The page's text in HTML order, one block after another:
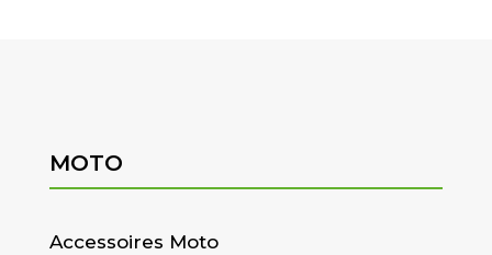
MOTO
Accessoires Moto